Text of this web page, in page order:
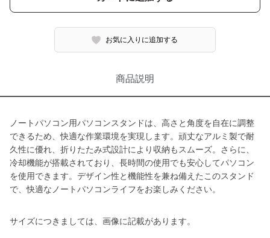
お気に入りに追加する
商品説明
ノートパソコン用パソコンスタンドは、高さと角度を自在に調整
できるため、快適な作業環境を実現します。頑丈なアルミ製で耐
久性に優れ、折りたたみ式設計により収納もスムーズ。さらに、
冷却機能が搭載されており、長時間の使用でも安心してパソコン
を使用できます。デザイン性と機能性を兼ね備えたこのスタンド
で、快適なノートパソコンライフをお楽しみください。
サイズにつきましては、画像に記載があります。